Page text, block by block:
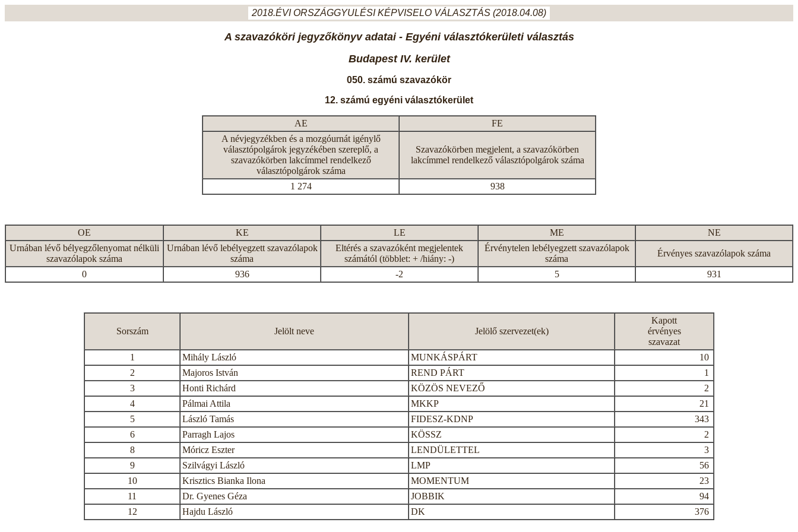
2018.ÉVI ORSZÁGGYULÉSI KÉPVISELO VÁLASZTÁS (2018.04.08)
A szavazóköri jegyzőkönyv adatai - Egyéni választókerületi választás
Budapest IV. kerület
050. számú szavazókör
12. számú egyéni választókerület
AE
FE
A névjegyzékben és a mozgóurnát igénylő
választópolgárok jegyzékében szereplő, a
szavazókörben lakcímmel rendelkező
választópolgárok száma
Szavazókörben megjelent, a szavazókörben
lakcímmel rendelkező választópolgárok száma
1 274 938
OE KE LE ME
NE
Urnában lévő bélyegzőlenyomat nélküli
szavazólapok száma
Urnában lévő lebélyegzett szavazólapok
száma
Eltérés a szavazóként megjelentek
számától (többlet: + /hiány: -)
Érvénytelen lebélyegzett szavazólapok
száma
Érvényes szavazólapok száma
0 936 -2 5 931
Sorszám Jelölt neve Jelölő szervezet(ek)
Kapott
érvényes
szavazat
1
Mihály László MUNKÁSPÁRT
10
2
Majoros István REND PÁRT
1
3
Honti Richárd KÖZÖS NEVEZŐ
2
4
Pálmai Attila MKKP
21
5
László Tamás FIDESZ-KDNP
343
6
Parragh Lajos KÖSSZ
2
8
Móricz Eszter LENDÜLETTEL
3
9
Szilvágyi László LMP
56
10
Krisztics Bianka Ilona MOMENTUM
23
11
Dr. Gyenes Géza JOBBIK
94
12
Hajdu László DK 376